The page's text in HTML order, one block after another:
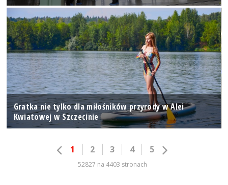
Gratka nie tylko dla miłośników przyrody w Alei
Kwiatowej w Szczecinie
1 2 3 4 5
52827 na 4403 stronach